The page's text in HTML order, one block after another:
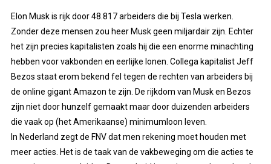
Elon Muskis rijk door 48.817 arbeiders die bij Tesla werken.
Zonder deze mensen zou heer Musk geen miljardair zijn. Echter
het zijn precies kapitalisten zoals hij die een enorme minachting
hebben voor vakbonden en eerlijke lonen. Collega kapitalist Jeff
Bezos staat erom bekend fel tegen de rechten van arbeiders bij
de online gigant Amazon te zijn. De rijkdom van Musk en Bezos
zijn niet door hunzelf gemaakt maar door duizenden arbeiders
die vaak op (het Amerikaanse) minimumloon leven.
In Nederland zegt de FNV dat men rekening moet houden met
meer acties. Het is de taak van de vakbeweging om die acties te